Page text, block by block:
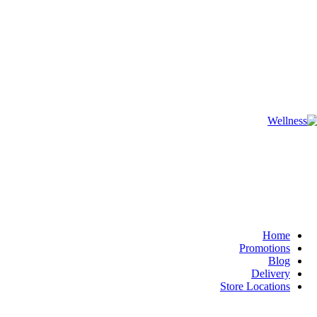
Home
Promotions
Blog
Delivery
Store Locations